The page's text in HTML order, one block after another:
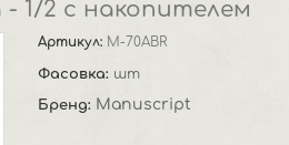
1/2 с накопителем
Артикул: M-70ABR
Фасовка: шт
Бренд: Manuscript